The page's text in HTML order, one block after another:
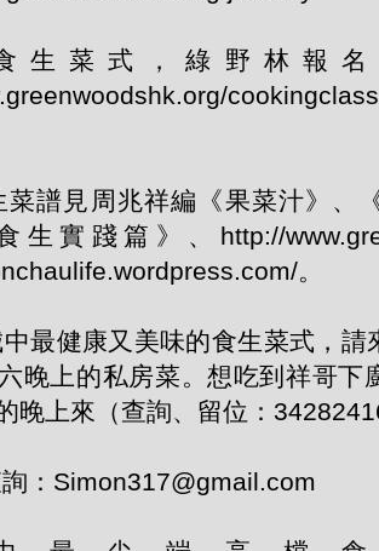
生菜式，綠野林報
菜譜見周兆祥編《果菜汁》、
生實踐篇》、http://
。
最健康又美味的食生菜式，請
晚上的私房菜。想吃到祥哥下
晚上來（查詢、留位：
：Simon317@gmail.com